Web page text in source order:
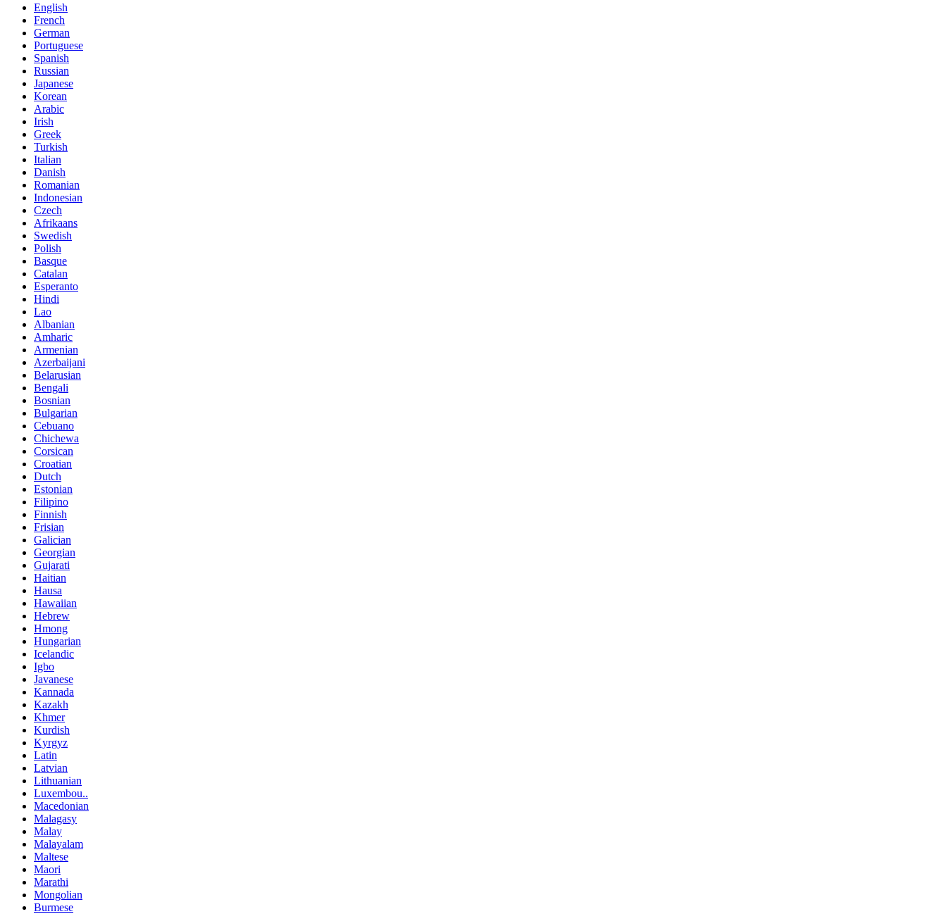
English
French
German
Portuguese
Spanish
Russian
Japanese
Korean
Arabic
Irish
Greek
Turkish
Italian
Danish
Romanian
Indonesian
Czech
Afrikaans
Swedish
Polish
Basque
Catalan
Esperanto
Hindi
Lao
Albanian
Amharic
Armenian
Azerbaijani
Belarusian
Bengali
Bosnian
Bulgarian
Cebuano
Chichewa
Corsican
Croatian
Dutch
Estonian
Filipino
Finnish
Frisian
Galician
Georgian
Gujarati
Haitian
Hausa
Hawaiian
Hebrew
Hmong
Hungarian
Icelandic
Igbo
Javanese
Kannada
Kazakh
Khmer
Kurdish
Kyrgyz
Latin
Latvian
Lithuanian
Luxembou..
Macedonian
Malagasy
Malay
Malayalam
Maltese
Maori
Marathi
Mongolian
Burmese